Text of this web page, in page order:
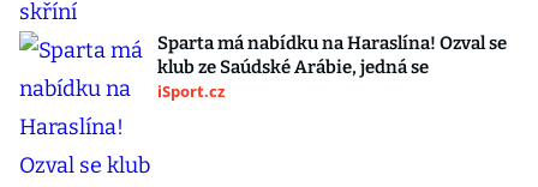
Sparta má nabídku na Haraslína! Ozval se
klub ze Saúdské Arábie, jedná se
iSport.cz